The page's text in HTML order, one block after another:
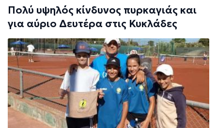
Πολύ υψηλός κίνδυνος πυρκαγιάς και
για αύριο Δευτέρα στις Κυκλάδες